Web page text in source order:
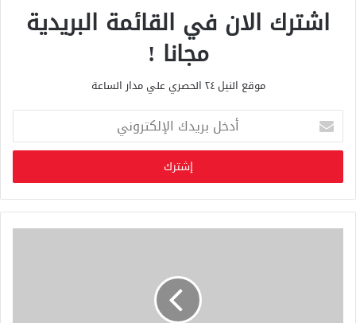
اشترك الان في القائمة البريدية
مجانا !
موقع النيل ٢٤ الحصري علي مدار الساعة
خ
ب
ر
ي
د